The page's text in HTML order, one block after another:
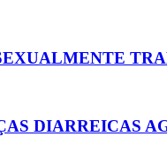
DIARREICAS